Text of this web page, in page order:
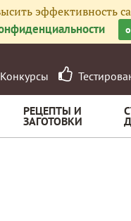
эффективность
Конкурсы
РЕЦЕПТЫ И
ЗАГОТОВКИ